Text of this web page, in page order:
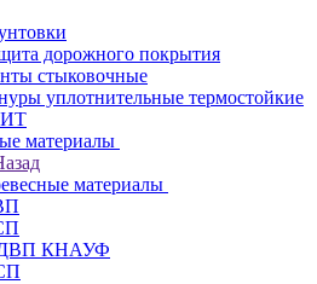
дорожного покрытия
стыковочные
уплотнительные термостойкие
материалы
материалы
КНАУФ